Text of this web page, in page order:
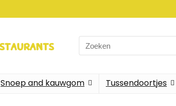
Search
for:
Snoep and kauwgom Tussendoortjes